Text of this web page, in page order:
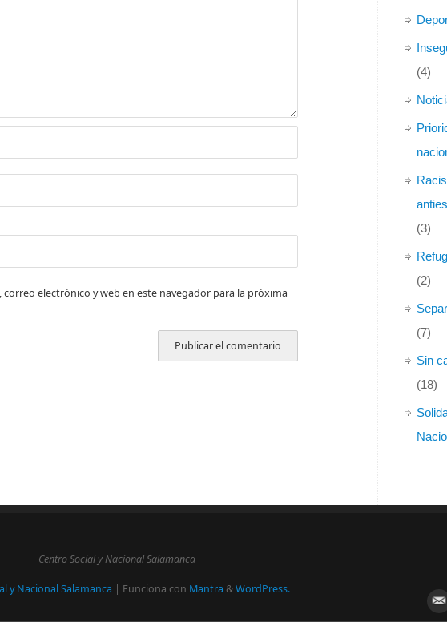
electrónico y web en este navegador para la próxima
(4)
(3)
(2)
(7)
Sin
(18)
Centro Social y Nacional Salamanca
y Nacional Salamanca | Funciona con Mantra &WordPress.